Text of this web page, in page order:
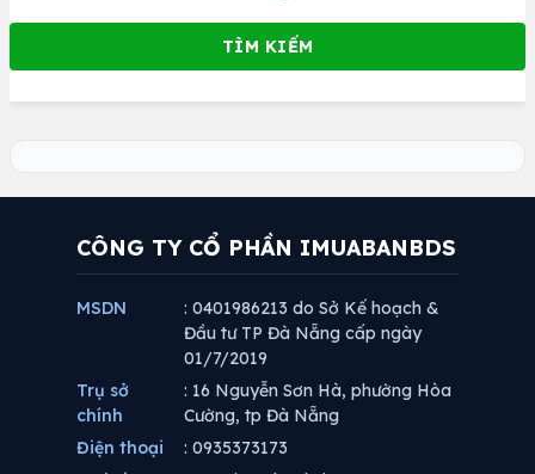
CÔNG TY CỔ PHẦN IMUABANBDS
MSDN
: 0401986213 do Sở Kế hoạch &
Đầu tư TP Đà Nẵng cấp ngày
01/7/2019
Trụ sở
chính
: 16 Nguyễn Sơn Hà, phường Hòa
Cường, tp Đà Nẵng
Điện thoại
: 0935373173